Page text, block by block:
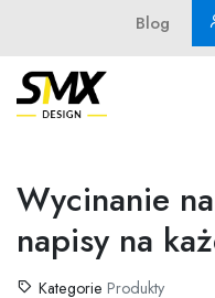
Blog
Wycinanie
napisy na
Kategorie Produkty